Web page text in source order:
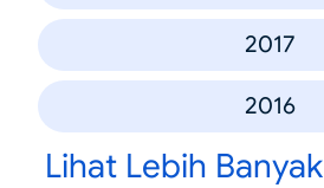
2017
2016
Lihat Lebih Banyak